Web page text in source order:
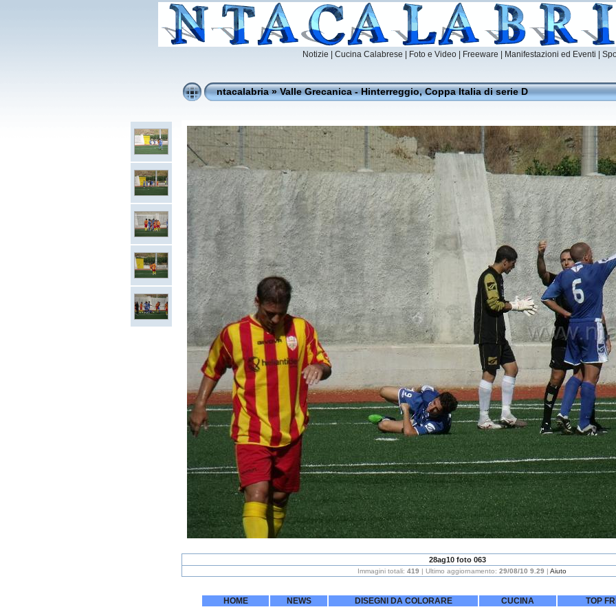
Notizie Cucina Calabrese | Foto e Video| Freeware Manifestazioni ed Eventi
ntacalabria»Valle Grecanica - Hinterreggio, Coppa Italia di serie D
28ag10 foto 063
Immagini totali: 419 | Ultimo aggiornamento: 29/08/10 9.29 | Aiuto
HOME NEWS DISEGNI DA COLORARE CUCINA TOP